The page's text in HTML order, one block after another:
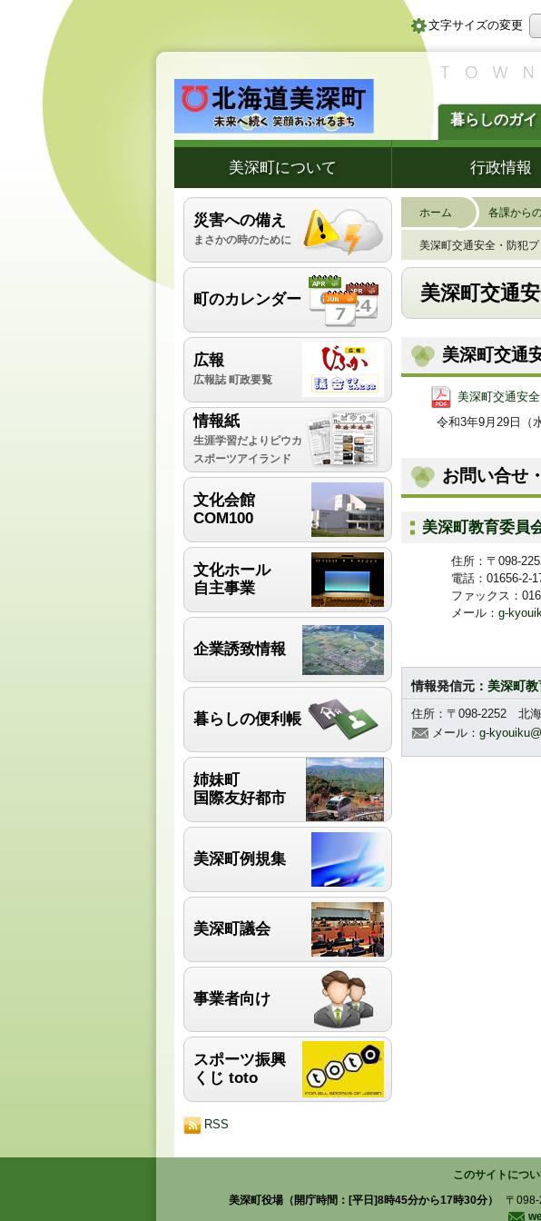
文字サイズの変更
暮らしのガイ
美深町について 行政情報
ホーム 各課から
美深町交通安全・防犯
美深町交通
美深町交通
美深町交通安
令和3年9月29日（
お問い合せ
美深町教育委員
住所：〒098-
電話：01656-2-
ファックス：
メール： g-
情報発信元： 美深町
住所：〒098-2252 北
メール： g-
災害への備え
まさかの時のために
町のカレンダー
広報
広報誌 町政要覧
情報紙
生涯学習だよりピウカ
スポーツアイランド
文化会館
COM100
文化ホール
自主事業
企業誘致情報
暮らしの便利帳
姉妹町
国際友好都市
美深町例規集
美深町議会
事業者向け
スポーツ振興
くじ toto
RSS
このサイトにつ
美深町役場（開庁時間：[平日]8時45分から17時30分）
〒